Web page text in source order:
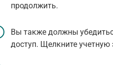
продолжить.
Вы также должны
доступ. Щелкните учетную